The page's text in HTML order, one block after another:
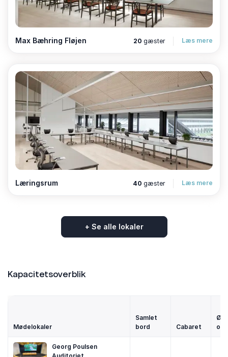
Max Bæhring Fløjen 20 gæster Læs mere
Læringsrum 40 gæster Læs mere
+ Se alle lokaler
Kapacitetsoverblik
Mødelokaler
Samlet
bord
Cabaret
Ø-
Georg Poulsen